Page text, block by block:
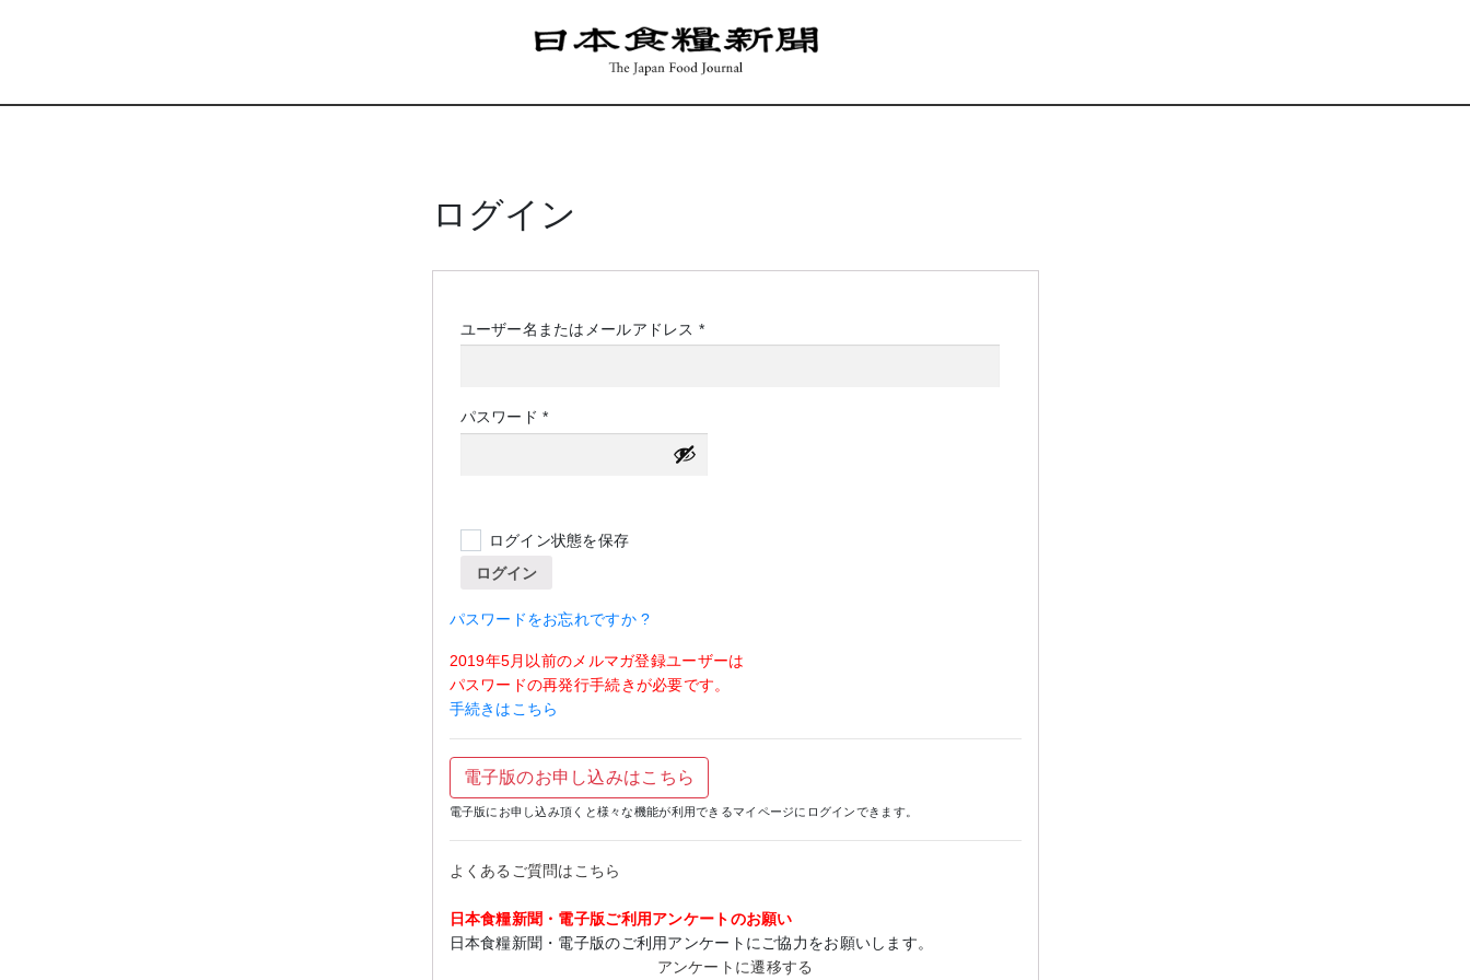
ログイン
ユーザー名またはメールアドレス *必
パスワード*必
須
ログイン状態を保存
ログイン
パスワードをお忘れですか ?
2019年5月以前のメルマガ登録ユーザーは
パスワードの再発行手続きが必要です。
手続きはこちら
電子版のお申し込みはこちら
電子版にお申し込み頂くと様々な機能が利用できるマイページにログインできます。
よくあるご質問はこちら
日本食糧新聞・電子版ご利用アンケートのお願い
日本食糧新聞・電子版のご利用アンケートにご協力をお願いします。
アンケートに遷移する